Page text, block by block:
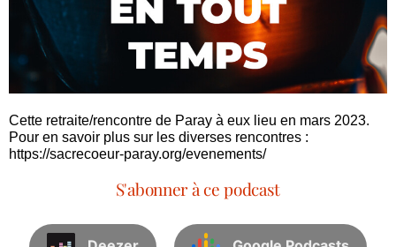
Cette retraite/rencontre de Paray à eux lieu en mars 2023.
Pour en savoir plus sur les diverses rencontres :
https://sacrecoeur-paray.org/evenements/
S'abonner à ce podcast